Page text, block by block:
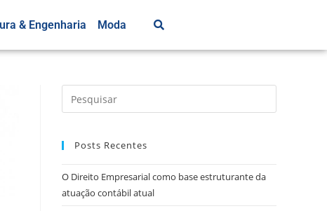
& Engenharia Moda
Posts Recentes
O Direito Empresarial como base estruturante da
atuação contábil atual